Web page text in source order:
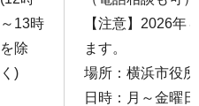
～13時
を除
く)
【注意】2026年
ます。
場所：横浜市役
日時：月～金曜